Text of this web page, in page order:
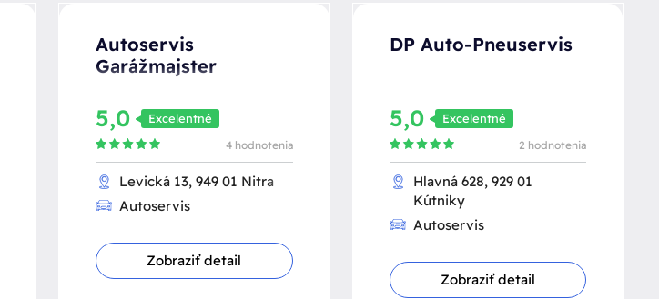
Autoservis
Garážmajster
5,0 Excelentné
4 hodnotenia
Levická 13, 949 01 Nitra
Autoservis
Zobraziť detail
DP Auto-Pneuservis
5,0 Excelentné
2 hodnotenia
Hlavná 628, 929 01
Kútniky
Autoservis
Zobraziť detail